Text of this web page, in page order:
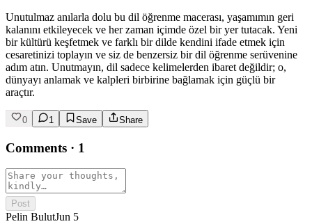
Unutulmaz anılarla dolu bu dil öğrenme macerası, yaşamımın geri
kalanını etkileyecek ve her zaman içimde özel bir yer tutacak. Yeni
bir kültürü keşfetmek ve farklı bir dilde kendini ifade etmek için
cesaretinizi toplayın ve siz de benzersiz bir dil öğrenme serüvenine
adım atın. Unutmayın, dil sadece kelimelerden ibaret değildir; o,
dünyayı anlamak ve kalpleri birbirine bağlamak için güçlü bir
araçtır.
0 1 Save Share
Comments · 1
Post
Pelin BulutJun 5